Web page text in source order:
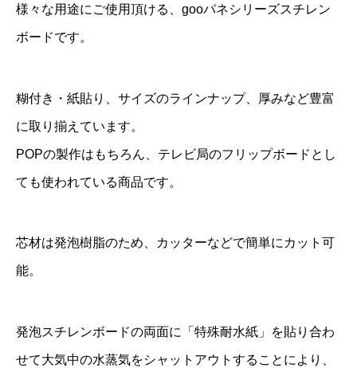
様々な用途にご使用頂ける、gooパネシリーズスチレン
ボードです。
糊付き・紙貼り、サイズのラインナップ、厚みなど豊富
に取り揃えています。
POPの製作はもちろん、テレビ局のフリップボードとし
ても使われている商品です。
芯材は発泡樹脂のため、カッターなどで簡単にカット可
能。
発泡スチレンボードの両面に「特殊耐水紙」を貼り合わ
せて大気中の水蒸気をシャットアウトすることにより、